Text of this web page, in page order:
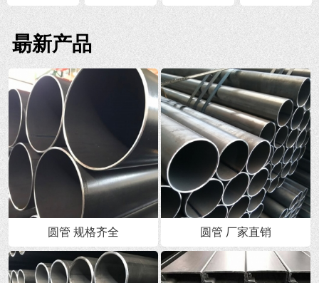
朂新产品
圆管 规格齐全 圆管 厂家直销